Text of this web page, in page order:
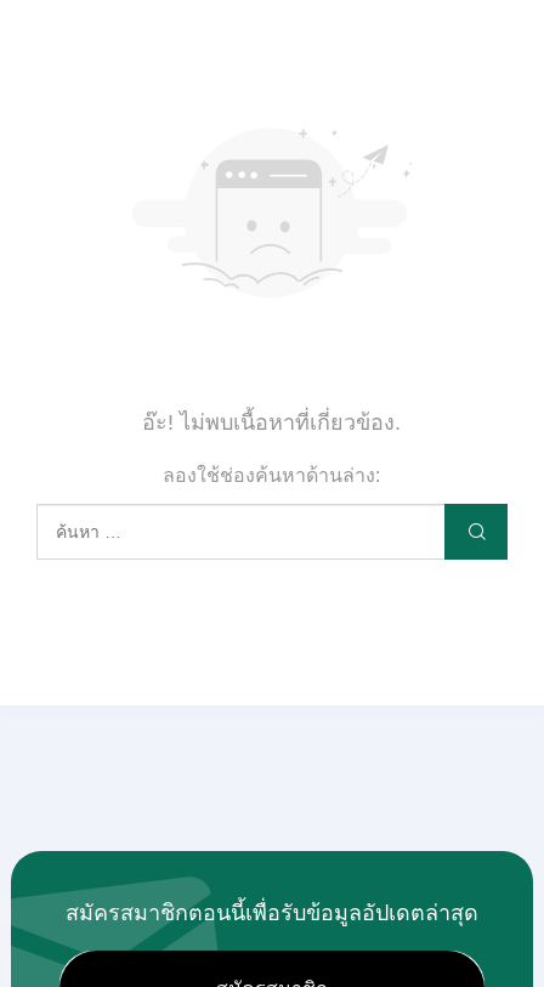
อ๊ะ! ไม่พบเนื้อหาที่เกี่ยวข้อง.
ลองใช้ช่องค้นหาด้านล่าง:
สมัครสมาชิกตอนนี้เพื่อรับข้อมูลอัปเดตล่าสุด